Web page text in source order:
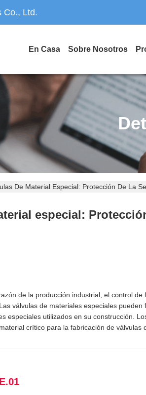
Co., Ltd.
En Casa Sobre Nosotros
De Material Especial: Protección De La
especial:
de la producción industrial, el control
válvulas de materiales especiales
especiales utilizados en su construcción.
crítico para la fabricación de válvulas